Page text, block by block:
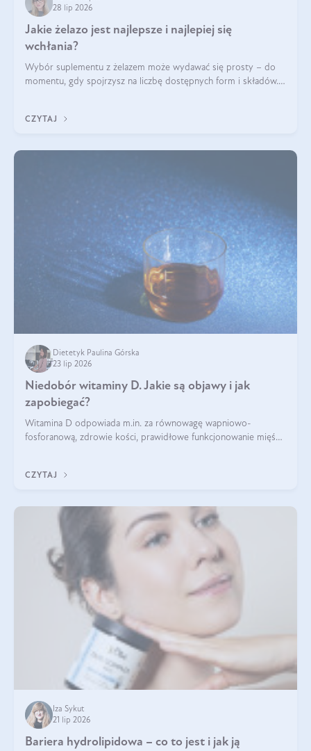
28 lip 2026
Jakie żelazo jest najlepsze i najlepiej się
wchłania?
Wybór suplementu z żelazem może wydawać się prosty – do
momentu, gdy spojrzysz na liczbę dostępnych form i składów.
zawierać suplement?
CZYTAJ
Dietetyk Paulina Górska
23 lip 2026
Niedobór witaminy D. Jakie są objawy i jak
zapobiegać?
Witamina D odpowiada m.in. za równowagę wapniowo-
fosforanową, zdrowie kości, prawidłowe funkcjonowanie mięśni
problemem.
CZYTAJ
Iza Sykut
21 lip 2026
Bariera hydrolipidowa – co to jest i jak ją